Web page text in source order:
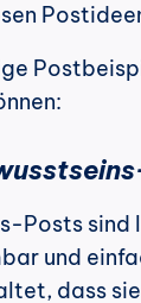
Posts sind
und
dass